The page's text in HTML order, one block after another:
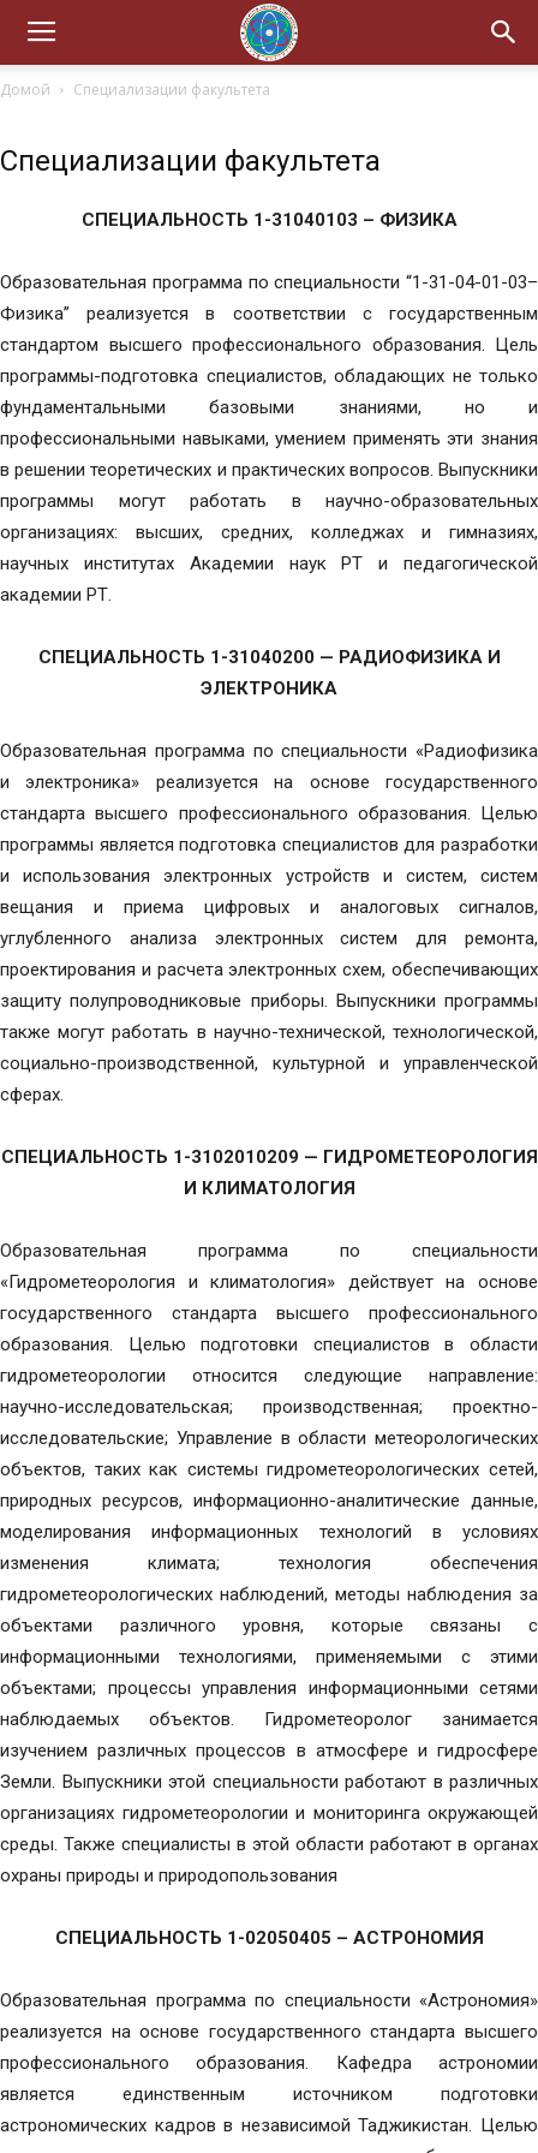
Домой Специализации факультета
Специализации факультета
СПЕЦИАЛЬНОСТЬ 1-31040103 – ФИЗИКА
Образовательная программа по специальности “1-31-04-01-03–
Физика” реализуется в соответствии с государственным
стандартом высшего профессионального образования. Цель
программы-подготовка специалистов, обладающих не только
фундаментальными базовыми знаниями, но и
профессиональными навыками, умением применять эти знания
в решении теоретических и практических вопросов. Выпускники
программы могут работать в научно-образовательных
организациях: высших, средних, колледжах и гимназиях,
научных институтах Академии наук РТ и педагогической
академии РТ.
СПЕЦИАЛЬНОСТЬ 1-31040200 — РАДИОФИЗИКА И
ЭЛЕКТРОНИКА
Образовательная программа по специальности «Радиофизика
и электроника» реализуется на основе государственного
стандарта высшего профессионального образования. Целью
программы является подготовка специалистов для разработки
и использования электронных устройств и систем, систем
вещания и приема цифровых и аналоговых сигналов,
углубленного анализа электронных систем для ремонта,
проектирования и расчета электронных схем, обеспечивающих
защиту полупроводниковые приборы. Выпускники программы
также могут работать в научно-технической, технологической,
социально-производственной, культурной и управленческой
сферах.
СПЕЦИАЛЬНОСТЬ 1-3102010209 — ГИДРОМЕТЕОРОЛОГИЯ
И КЛИМАТОЛОГИЯ
Образовательная программа по специальности
«Гидрометеорология и климатология» действует на основе
государственного стандарта высшего профессионального
образования. Целью подготовки специалистов в области
гидрометеорологии относится следующие направление:
научно-исследовательская; производственная; проектно-
исследовательские; Управление в области метеорологических
объектов, таких как системы гидрометеорологических сетей,
природных ресурсов, информационно-аналитические данные,
моделирования информационных технологий в условиях
изменения климата; технология обеспечения
гидрометеорологических наблюдений, методы наблюдения за
объектами различного уровня, которые связаны с
информационными технологиями, применяемыми с этими
объектами; процессы управления информационными сетями
наблюдаемых объектов. Гидрометеоролог занимается
изучением различных процессов в атмосфере и гидросфере
Земли. Выпускники этой специальности работают в различных
организациях гидрометеорологии и мониторинга окружающей
среды. Также специалисты в этой области работают в органах
охраны природы и природопользования
СПЕЦИАЛЬНОСТЬ 1-02050405 – АСТРОНОМИЯ
Образовательная программа по специальности «Астрономия»
реализуется на основе государственного стандарта высшего
профессионального образования. Кафедра астрономии
является единственным источником подготовки
астрономических кадров в независимой Таджикистан. Целью